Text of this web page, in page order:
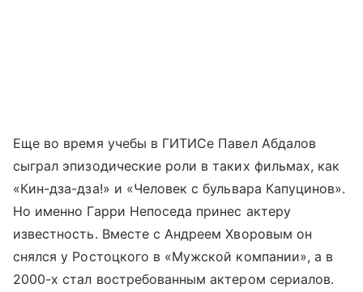
Еще во время учебы в ГИТИСе Павел Абдалов
сыграл эпизодические роли в таких фильмах, как
«Кин-дза-дза!» и «Человек с бульвара Капуцинов».
Но именно Гарри Непоседа принес актеру
известность. Вместе с Андреем Хворовым он
снялся у Ростоцкого в «Мужской компании», а в
2000-х стал востребованным актером сериалов.